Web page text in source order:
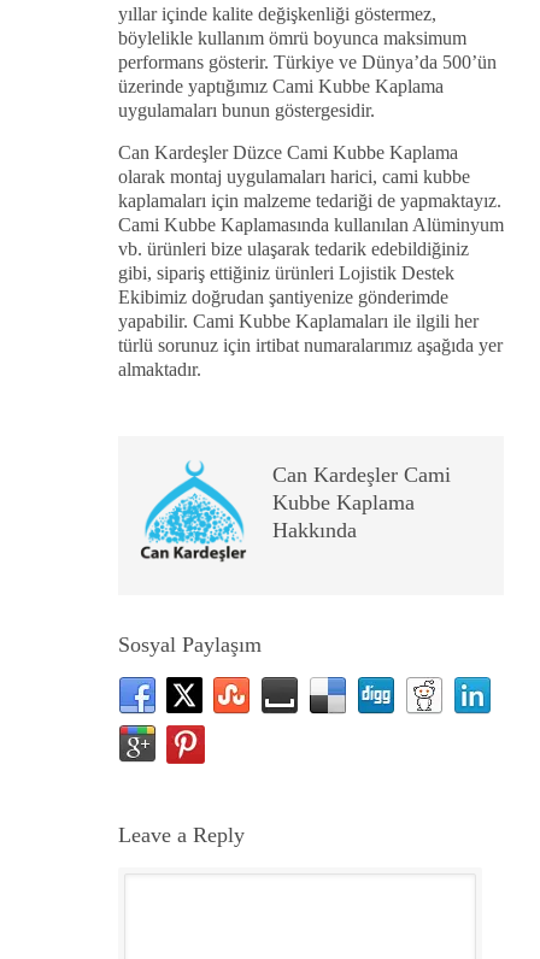
yıllar içinde kalite değişkenliği göstermez,
böylelikle kullanım ömrü boyunca maksimum
performans gösterir. Türkiye ve Dünya’da 500’ün
üzerinde yaptığımız Cami Kubbe Kaplama
uygulamaları bunun göstergesidir.
Can Kardeşler Düzce Cami Kubbe Kaplama
olarak montaj uygulamaları harici, cami kubbe
kaplamaları için malzeme tedariği de yapmaktayız.
Cami Kubbe Kaplamasında kullanılan Alüminyum
vb. ürünleri bize ulaşarak tedarik edebildiğiniz
gibi, sipariş ettiğiniz ürünleri Lojistik Destek
Ekibimiz doğrudan şantiyenize gönderimde
yapabilir. Cami Kubbe Kaplamaları ile ilgili her
türlü sorunuz için irtibat numaralarımız aşağıda yer
almaktadır.
Can Kardeşler Cami
Kubbe Kaplama
Hakkında
Sosyal Paylaşım
Leave a Reply